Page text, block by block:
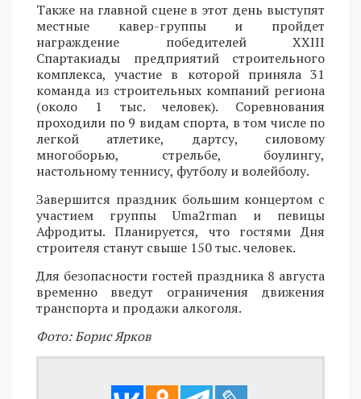
Также на главной сцене в этот день выступят
местные кавер-группы и пройдет
награждение победителей XXIII
Спартакиады предприятий строительного
комплекса, участие в которой приняла 31
команда из строительных компаний региона
(около 1 тыс. человек). Соревнования
проходили по 9 видам спорта, в том числе по
легкой атлетике, дартсу, силовому
многоборью, стрельбе, боулингу,
настольному теннису, футболу и волейболу.
Завершится праздник большим концертом с
участием группы Uma2rman и певицы
Афродиты. Планируется, что гостями Дня
строителя станут свыше 150 тыс. человек.
Для безопасности гостей праздника 8 августа
временно введут ограничения движения
транспорта и продажи алкоголя.
Фото: Борис Ярков